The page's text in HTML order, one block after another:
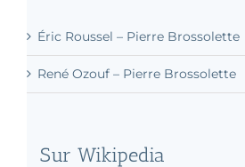
Éric Roussel – Pierre Brossolette
René Ozouf – Pierre Brossolette
Sur Wikipedia